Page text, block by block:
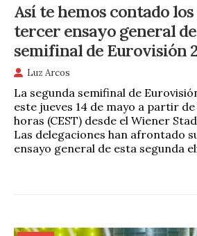
Así te hemos contado
tercer ensayo general
semifinal de Eurovisión
Luz Arcos
La segunda semifinal de
este jueves 14 de mayo a partir de
horas (CEST) desde el Wiener
Las delegaciones han afrontado
ensayo general de esta segunda